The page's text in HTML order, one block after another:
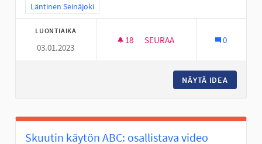
Rajaa tulokset teeman mukaan: Läntinen Seinäjoki
Läntinen Seinäjoki
LUONTIAIKA
03.01.2023
18 18 SEURAAJAA
SEURAA 0
NÄYTÄ IDEA
Skuutin käytön ABC: osallistava video